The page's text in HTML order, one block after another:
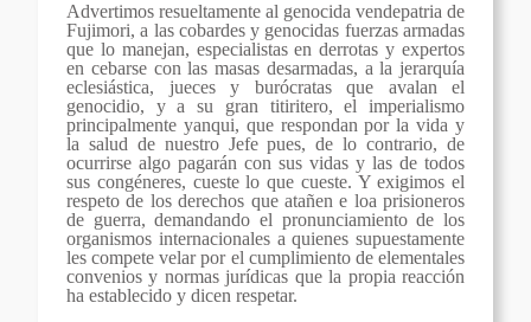
Advertimos resueltamente al genocida vendepatria de
Fujimori, a las cobardes y genocidas fuerzas armadas
que lo manejan, especialistas en derrotas y expertos
en cebarse con las masas desarmadas, a la jerarquía
eclesiástica, jueces y burócratas que avalan el
genocidio, y a su gran titiritero, el imperialismo
principalmente yanqui, que respondan por la vida y
la salud de nuestro Jefe pues, de lo contrario, de
ocurrirse algo pagarán con sus vidas y las de todos
sus congéneres, cueste lo que cueste. Y exigimos el
respeto de los derechos que atañen e loa prisioneros
de guerra, demandando el pronunciamiento de los
organismos internacionales a quienes supuestamente
les compete velar por el cumplimiento de elementales
convenios y normas jurídicas que la propia reacción
ha establecido y dicen respetar.